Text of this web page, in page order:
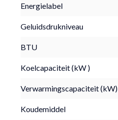
Energielabel
Geluidsdrukniveau
BTU
Koelcapaciteit (kW )
Verwarmingscapaciteit (kW)
Koudemiddel